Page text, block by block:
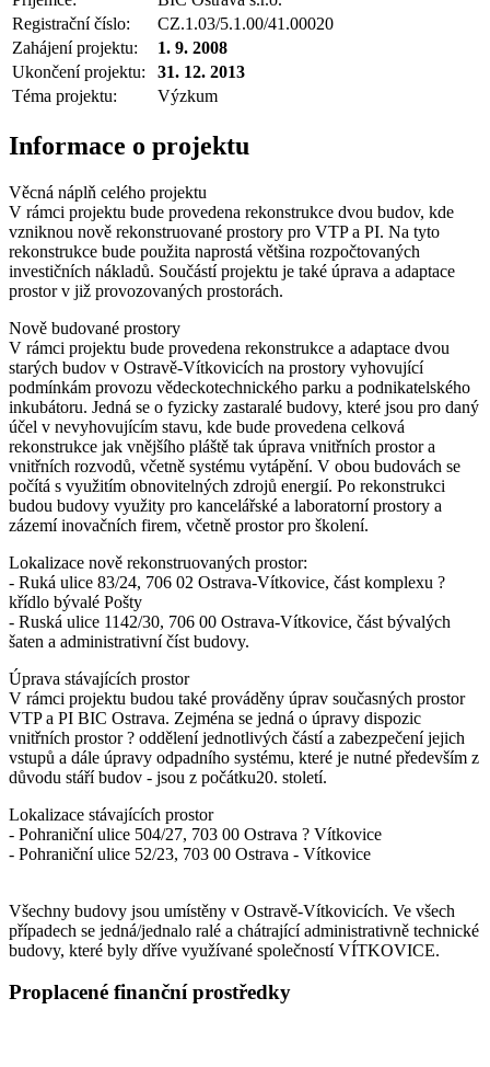
Registrační číslo:
CZ.1.03/5.1.00/41.00020
Zahájení projektu:
1. 9. 2008
Ukončení projektu:
31. 12. 2013
Téma projektu:
Výzkum
Informace o projektu
Věcná náplň celého projektu
V rámci projektu bude provedena rekonstrukce dvou budov, kde
vzniknou nově rekonstruované prostory pro VTP a PI. Na tyto
rekonstrukce bude použita naprostá většina rozpočtovaných
investičních nákladů. Součástí projektu je také úprava a adaptace
prostor v již provozovaných prostorách.
Nově budované prostory
V rámci projektu bude provedena rekonstrukce a adaptace dvou
starých budov v Ostravě-Vítkovicích na prostory vyhovující
podmínkám provozu vědeckotechnického parku a podnikatelského
inkubátoru. Jedná se o fyzicky zastaralé budovy, které jsou pro daný
účel v nevyhovujícím stavu, kde bude provedena celková
rekonstrukce jak vnějšího pláště tak úprava vnitřních prostor a
vnitřních rozvodů, včetně systému vytápění. V obou budovách se
počítá s využitím obnovitelných zdrojů energií. Po rekonstrukci
budou budovy využity pro kancelářské a laboratorní prostory a
zázemí inovačních firem, včetně prostor pro školení.
Lokalizace nově rekonstruovaných prostor:
- Ruká ulice 83/24, 706 02 Ostrava-Vítkovice, část komplexu ?
křídlo bývalé Pošty
- Ruská ulice 1142/30, 706 00 Ostrava-Vítkovice, část bývalých
šaten a administrativní číst budovy.
Úprava stávajících prostor
V rámci projektu budou také prováděny úprav současných prostor
VTP a PI BIC Ostrava. Zejména se jedná o úpravy dispozic
vnitřních prostor ? oddělení jednotlivých částí a zabezpečení jejich
vstupů a dále úpravy odpadního systému, které je nutné především z
důvodu stáří budov - jsou z počátku20. století.
Lokalizace stávajících prostor
- Pohraniční ulice 504/27, 703 00 Ostrava ? Vítkovice
- Pohraniční ulice 52/23, 703 00 Ostrava - Vítkovice
Všechny budovy jsou umístěny v Ostravě-Vítkovicích. Ve všech
případech se jedná/jednalo ralé a chátrající administrativně technické
budovy, které byly dříve využívané společností VÍTKOVICE.
Proplacené finanční prostředky